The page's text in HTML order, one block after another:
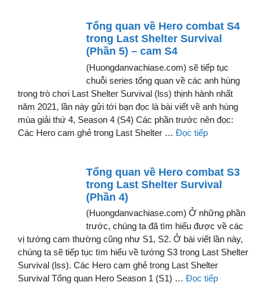
Tổng quan về Hero combat S4
trong Last Shelter Survival
(Phần 5) – cam S4
(Huongdanvachiase.com) sẽ tiếp tục
chuỗi series tổng quan về các anh hùng
trong trò chơi Last Shelter Survival (lss) thịnh hành nhất
năm 2021, lần này gửi tới bạn đọc là bài viết về anh hùng
mùa giải thứ 4, Season 4 (S4) Các phần trước nên đọc:
Các Hero cam ghẻ trong Last Shelter … Đọc tiếp
Tổng quan về Hero combat S3
trong Last Shelter Survival
(Phần 4)
(Huongdanvachiase.com) Ở những phần
trước, chúng ta đã tìm hiểu được về các
vị tướng cam thường cũng như S1, S2. Ở bài viết lần này,
chúng ta sẽ tiếp tục tìm hiểu về tướng S3 trong Last Shelter
Survival (lss). Các Hero cam ghẻ trong Last Shelter
Survival Tổng quan Hero Season 1 (S1) … Đọc tiếp